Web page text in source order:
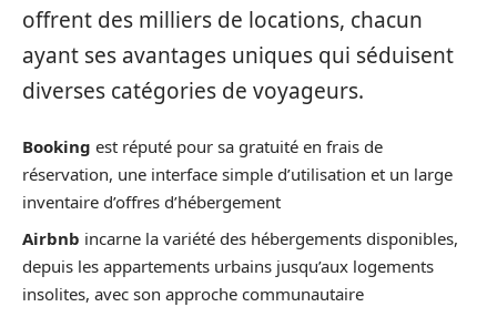
offrent des milliers de locations, chacun
ayant ses avantages uniques qui séduisent
diverses catégories de voyageurs.
Booking est réputé pour sa gratuité en frais de
réservation, une interface simple d’utilisation et un large
inventaire d’offres d’hébergement
Airbnb incarne la variété des hébergements disponibles,
depuis les appartements urbains jusqu’aux logements
insolites, avec son approche communautaire